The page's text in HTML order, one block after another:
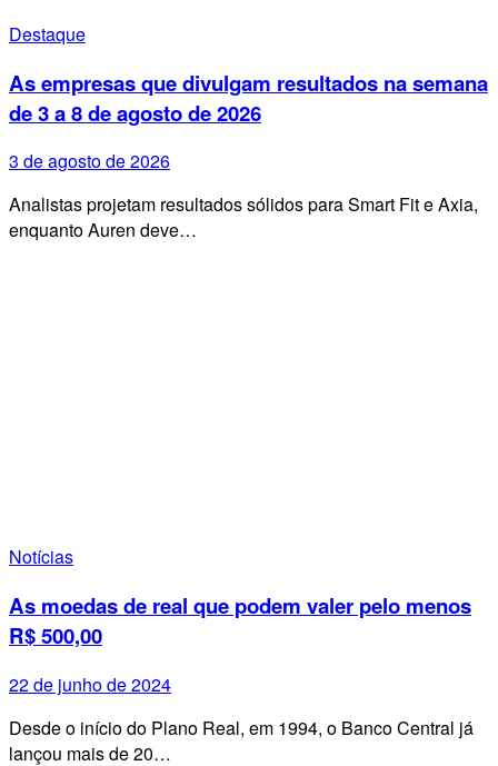
Destaque
As empresas que divulgam resultados na semana
de 3 a 8 de agosto de 2026
3 de agosto de 2026
Analistas projetam resultados sólidos para Smart Fit e Axia,
enquanto Auren deve…
Notícias
As moedas de real que podem valer pelo menos
R$ 500,00
22 de junho de 2024
Desde o início do Plano Real, em 1994, o Banco Central já
lançou mais de 20…